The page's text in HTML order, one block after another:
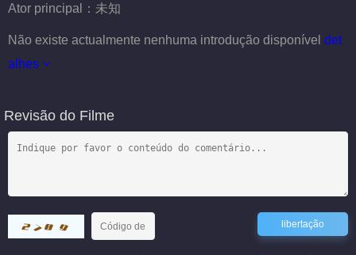
Ator principal： 未知
Não existe actualmente nenhuma introdução disponível det
alhes
Revisão do Filme